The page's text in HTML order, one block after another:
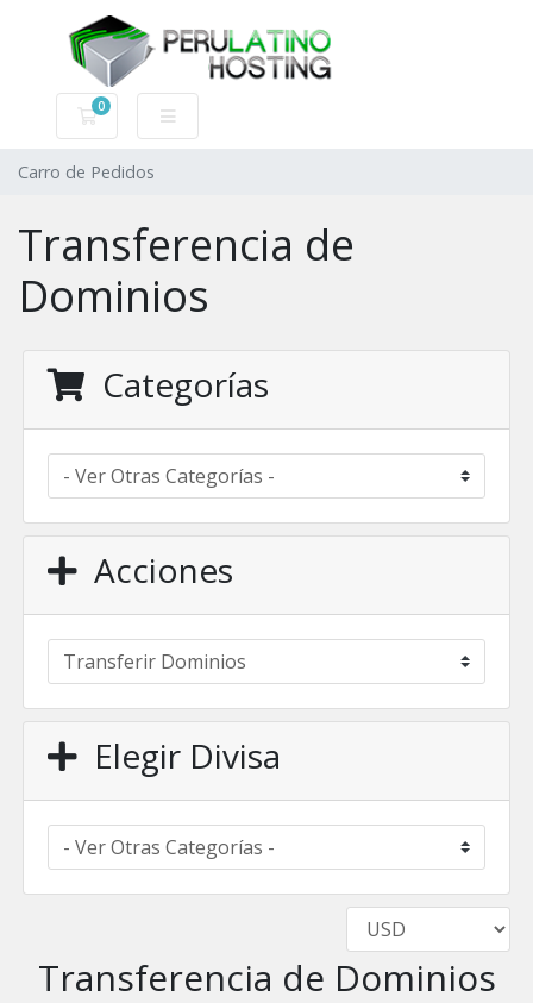
0
Carro de Pedidos
Carro de Pedidos
Transferencia de
Dominios
Categorías
Acciones
Elegir Divisa
Transferencia de Dominios